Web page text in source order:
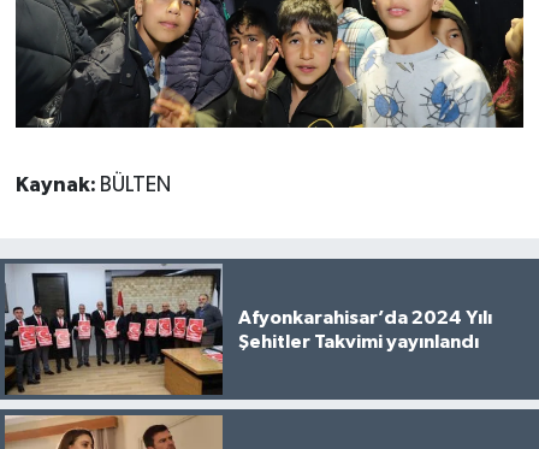
Kaynak: BÜLTEN
Afyonkarahisar’da 2024 Yılı
Şehitler Takvimi yayınlandı